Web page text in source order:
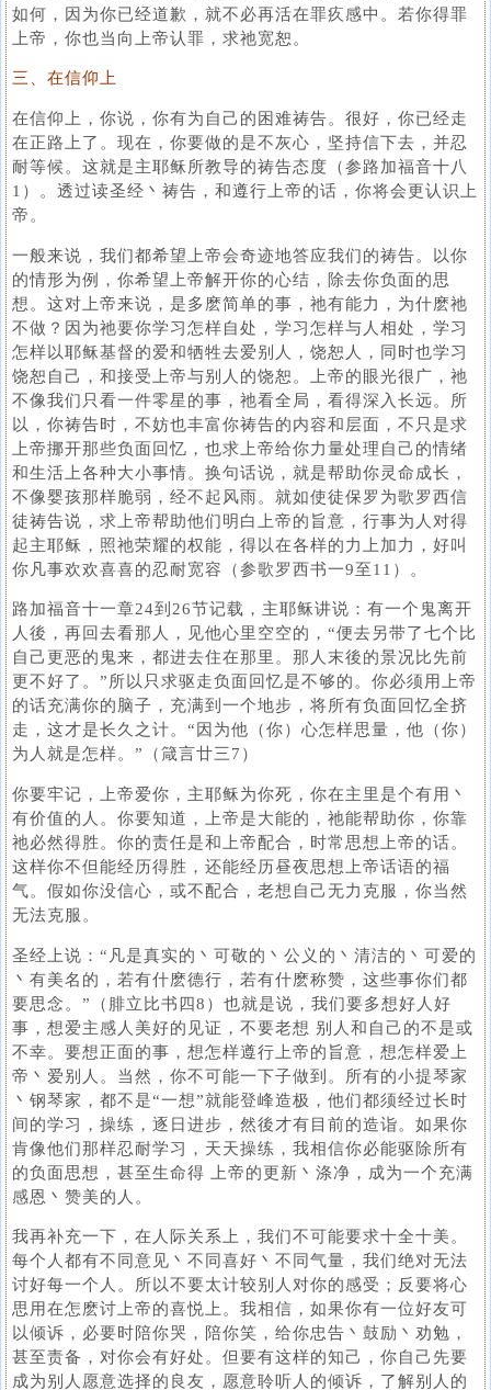
如何，因为你已经道歉，就不必再活在罪疚感中。若你得罪
上帝，你也当向上帝认罪，求祂宽恕。
三、在信仰上
在信仰上，你说，你有为自己的困难祷告。很好，你已经走
在正路上了。现在，你要做的是不灰心，坚持信下去，并忍
耐等候。这就是主耶稣所教导的祷告态度（参路加福音十八
1）。透过读圣经丶祷告，和遵行上帝的话，你将会更认识上
帝。
一般来说，我们都希望上帝会奇迹地答应我们的祷告。以你
的情形为例，你希望上帝解开你的心结，除去你负面的思
想。这对上帝来说，是多麽简单的事，祂有能力，为什麽祂
不做？因为祂要你学习怎样自处，学习怎样与人相处，学习
怎样以耶稣基督的爱和牺牲去爱别人，饶恕人，同时也学习
饶恕自己，和接受上帝与别人的饶恕。上帝的眼光很广，祂
不像我们只看一件零星的事，祂看全局，看得深入长远。所
以，你祷告时，不妨也丰富你祷告的内容和层面，不只是求
上帝挪开那些负面回忆，也求上帝给你力量处理自己的情绪
和生活上各种大小事情。换句话说，就是帮助你灵命成长，
不像婴孩那样脆弱，经不起风雨。就如使徒保罗为歌罗西信
徒祷告说，求上帝帮助他们明白上帝的旨意，行事为人对得
起主耶稣，照祂荣耀的权能，得以在各样的力上加力，好叫
你凡事欢欢喜喜的忍耐宽容（参歌罗西书一9至11）。
路加福音十一章24到26节记载，主耶稣讲说：有一个鬼离开
人後，再回去看那人，见他心里空空的，“便去另带了七个比
自己更恶的鬼来，都进去住在那里。那人末後的景况比先前
更不好了。”所以只求驱走负面回忆是不够的。你必须用上帝
的话充满你的脑子，充满到一个地步，将所有负面回忆全挤
走，这才是长久之计。“因为他（你）心怎样思量，他（你）
为人就是怎样。”（箴言廿三7）
你要牢记，上帝爱你，主耶稣为你死，你在主里是个有用丶
有价值的人。你要知道，上帝是大能的，祂能帮助你，你靠
祂必然得胜。你的责任是和上帝配合，时常思想上帝的话。
这样你不但能经历得胜，还能经历昼夜思想上帝话语的福
气。假如你没信心，或不配合，老想自己无力克服，你当然
无法克服。
圣经上说：“凡是真实的丶可敬的丶公义的丶清洁的丶可爱的
丶有美名的，若有什麽德行，若有什麽称赞，这些事你们都
要思念。”（腓立比书四8）也就是说，我们要多想好人好
事，想爱主感人美好的见证，不要老想 别人和自己的不是或
不幸。要想正面的事，想怎样遵行上帝的旨意，想怎样爱上
帝丶爱别人。当然，你不可能一下子做到。所有的小提琴家
丶钢琴家，都不是“一想”就能登峰造极，他们都须经过长时
间的学习，操练，逐日进步，然後才有目前的造诣。如果你
肯像他们那样忍耐学习，天天操练，我相信你必能驱除所有
的负面思想，甚至生命得 上帝的更新丶涤净，成为一个充满
感恩丶赞美的人。
我再补充一下，在人际关系上，我们不可能要求十全十美。
每个人都有不同意见丶不同喜好丶不同气量，我们绝对无法
讨好每一个人。所以不要太计较别人对你的感受；反要将心
思用在怎麽讨上帝的喜悦上。我相信，如果你有一位好友可
以倾诉，必要时陪你哭，陪你笑，给你忠告丶鼓励丶劝勉，
甚至责备，对你会有好处。但要有这样的知己，你自己先要
成为别人愿意选择的良友，愿意聆听人的倾诉，了解别人的